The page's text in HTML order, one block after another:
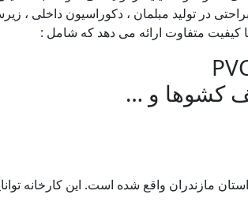
در تولید مبلمان ، دکوراسیون داخلی
کیفیت متفاوت ارائه می دهد که شامل :
کشوها و …